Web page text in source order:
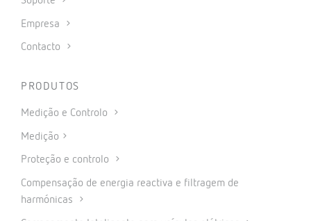
Empresa
Contacto
PRODUTOS
Medição e Controlo
Medição
Proteção e controlo
Compensação de energia reactiva e filtragem de
harmónicas